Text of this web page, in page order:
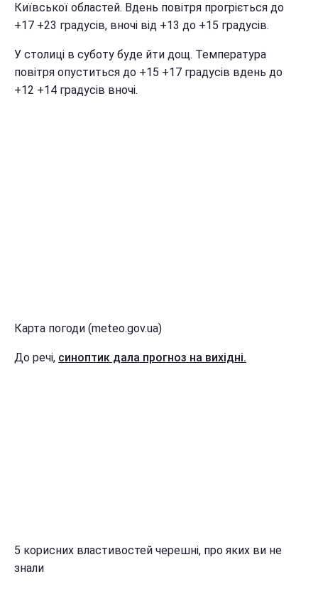
Київської областей. Вдень повітря прогріється до
+17 +23 градусів, вночі від +13 до +15 градусів.
У столиці в суботу буде йти дощ. Температура
повітря опуститься до +15 +17 градусів вдень до
+12 +14 градусів вночі.
Карта погоди (meteo.gov.ua)
До речі, синоптик дала прогноз на вихідні.
5 корисних властивостей черешні, про яких ви не
знали